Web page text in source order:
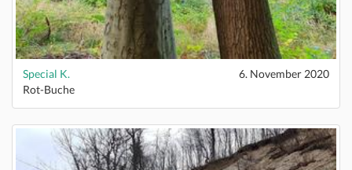
Special K.
6. November 2020
Rot-Buche